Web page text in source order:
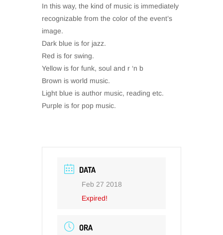
In this way, the kind of music is immediately
recognizable from the color of the event’s
image.
Dark blue is for jazz.
Red is for swing.
Yellow is for funk, soul and r ‘n b
Brown is world music.
Light blue is author music, reading etc.
Purple is for pop music.
DATA
Feb 27 2018
Expired!
ORA